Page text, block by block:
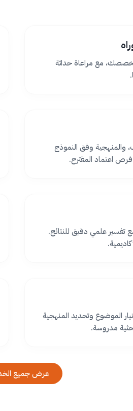
مع مراعاة حداثة
والمنهجية وفق النموذج
اعتماد المقترح.
تفسير علمي دقيق للنتائج.
الموضوع وتحديد المنهجية
مدروسة.
عرض جميع